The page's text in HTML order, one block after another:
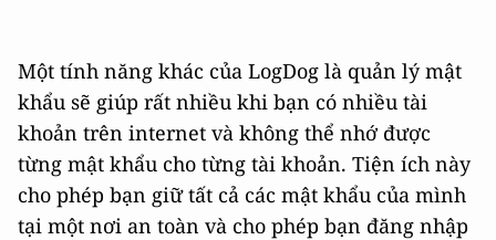
Một tính năng khác của LogDog là quản lý mật
khẩu sẽ giúp rất nhiều khi bạn có nhiều tài
khoản trên internet và không thể nhớ được
từng mật khẩu cho từng tài khoản. Tiện ích này
cho phép bạn giữ tất cả các mật khẩu của mình
tại một nơi an toàn và cho phép bạn đăng nhập